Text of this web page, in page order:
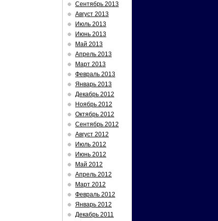
Сентябрь 2013
Август 2013
Июль 2013
Июнь 2013
Май 2013
Апрель 2013
Март 2013
Февраль 2013
Январь 2013
Декабрь 2012
Ноябрь 2012
Октябрь 2012
Сентябрь 2012
Август 2012
Июль 2012
Июнь 2012
Май 2012
Апрель 2012
Март 2012
Февраль 2012
Январь 2012
Декабрь 2011